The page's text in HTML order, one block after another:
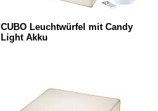
CUBO Leuchtwürfel mit Candy
Light Akku